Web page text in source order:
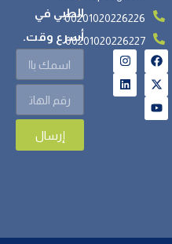
00201020226226
00201020226227
الطبي في
أسرع وقت.
إرسال